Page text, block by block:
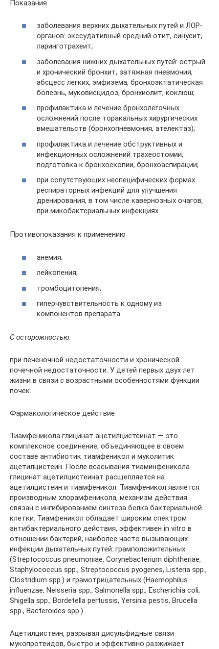
Показания
заболевания верхних дыхательных путей и ЛОР-
органов: экссудативный средний отит, синусит,
ларинготрахеит;
заболевания нижних дыхательных путей: острый
и хронический бронхит, затяжная пневмония,
абсцесс легких, эмфизема, бронхоэктатическая
болезнь, муковисцидоз, бронхиолит, коклюш;
профилактика и лечение бронхолегочных
осложнений после торакальных хирургических
вмешательств (бронхопневмония, ателектаз);
профилактика и лечение обструктивных и
инфекционных осложнений трахеостомии,
подготовка к бронхоскопии, бронхоаспирации;
при сопутствующих неспецифических формах
респираторных инфекций для улучшения
дренирования, в том числе кавернозных очагов,
при микобактериальных инфекциях.
Противопоказания к применению
анемия;
лейкопения;
тромбоцитопения;
гиперчувствительность к одному из
компонентов препарата.
С осторожностью:
при печеночной недостаточности и хронической
почечной недостаточности. У детей первых двух лет
жизни в связи с возрастными особенностями функции
почек.
Фармакологическое действие
Тиамфеникола глицинат ацетилцистеинат — это
комплексное соединение, объединяющее в своем
составе антибиотик тиамфеникол и муколитик
ацетилцистеин. После всасывания тиаминфеникола
глицинат ацетилцистеинат расщепляется на
ацетилцистеин и тиамфеникол. Тиамфеникол является
производным хлорамфеникола, механизм действия
связан с ингибированием синтеза белка бактериальной
клетки. Тиамфеникол обладает широким спектром
антибактериального действия, эффективен in vitro в
отношении бактерий, наиболее часто вызывающих
инфекции дыхательных путей: грамположительных
(Streptococcus pneumoniae, Corynebacterium diphtheriae,
Staphylococcus spp., Streptococcus pyogenes, Listeria spp.,
Clostridium spp.) и грамотрицательных (Haemophilus
influenzae, Neisseria spp., Salmonella spp., Escherichia coli,
Shigella spp., Bordetella pertussis, Yersinia pestis, Brucella
spp., Bacteroides spp.).
Ацетилцистеин, разрывая дисульфидные связи
мукопротеидов, быстро и эффективно разжижает